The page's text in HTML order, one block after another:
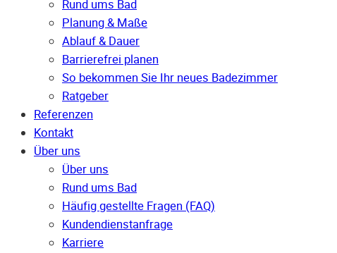
Rund ums Bad
Planung & Maße
Ablauf & Dauer
Barrierefrei planen
So bekommen Sie Ihr neues Badezimmer
Ratgeber
Referenzen
Kontakt
Über uns
Über uns
Rund ums Bad
Häufig gestellte Fragen (FAQ)
Kunden­dienst­anfrage
Karriere